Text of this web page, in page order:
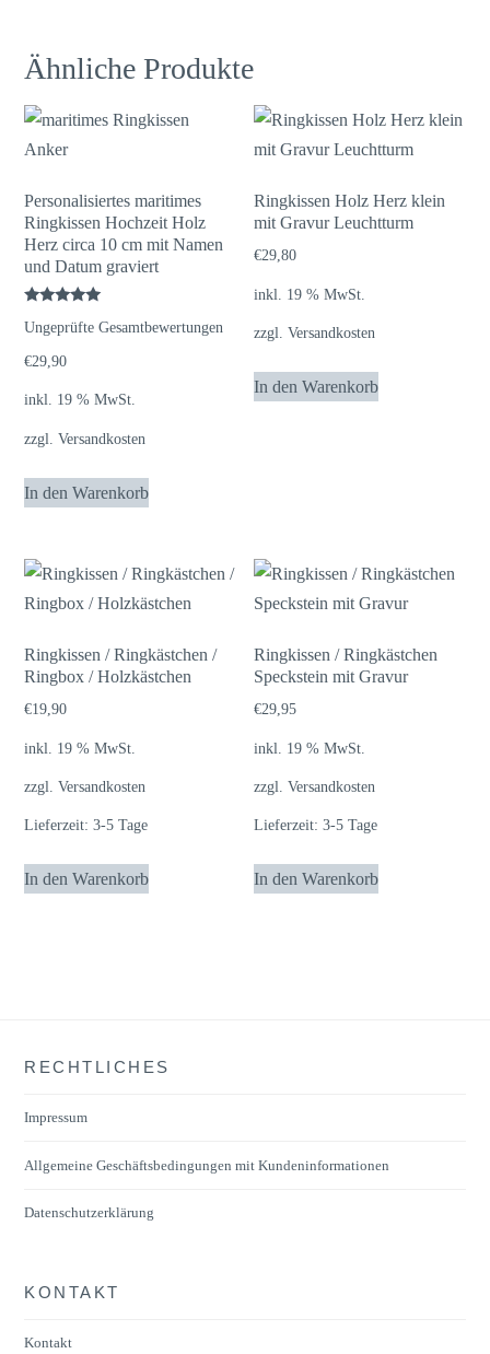
Ähnliche Produkte
Personalisiertes maritimes
Ringkissen Hochzeit Holz
Herz circa 10 cm mit Namen
und Datum graviert
mit
von 5
Ungeprüfte Gesamtbewertungen
€29,90
inkl. 19 % MwSt.
zzgl.Versandkosten
In den Warenkorb
Ringkissen Holz Herz klein
mit Gravur Leuchtturm
€29,80
inkl. 19 % MwSt.
zzgl.Versandkosten
In den Warenkorb
Ringkissen / Ringkästchen /
Ringbox / Holzkästchen
€19,90
inkl. 19 % MwSt.
zzgl.Versandkosten
Lieferzeit:3-5 Tage
In den Warenkorb
Ringkissen / Ringkästchen
Speckstein mit Gravur
€29,95
inkl. 19 % MwSt.
zzgl.Versandkosten
Lieferzeit:3-5 Tage
In den Warenkorb
RECHTLICHES
Impressum
Allgemeine Geschäftsbedingungen mit Kundeninformationen
Datenschutzerklärung
KONTAKT
Kontakt